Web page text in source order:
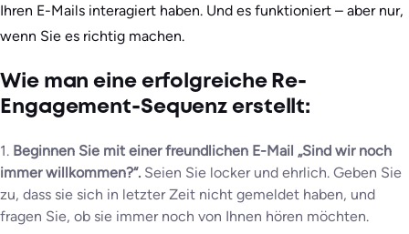
Ihren E-Mails interagiert haben. Und es funktioniert – aber nur,
wenn Sie es richtig machen.
Wie man eine erfolgreiche Re-
Engagement-Sequenz erstellt:
1. Beginnen Sie mit einer freundlichen E-Mail „Sind wir noch
immer willkommen?“. Seien Sie locker und ehrlich. Geben Sie
zu, dass sie sich in letzter Zeit nicht gemeldet haben, und
fragen Sie, ob sie immer noch von Ihnen hören möchten.